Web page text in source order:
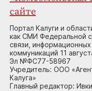
сайте
Портал Калуги и
как СМИ Федеральной
связи,
коммуникаций 11
Эл №ФС77-58967
Учредитель: ООО
Калуга»
Главный редактор: